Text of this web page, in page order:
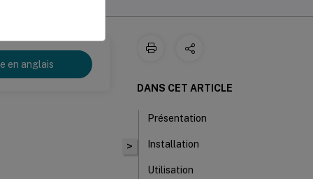
en anglais
>
DANS CET ARTICLE
Présentation
Installation
Utilisation